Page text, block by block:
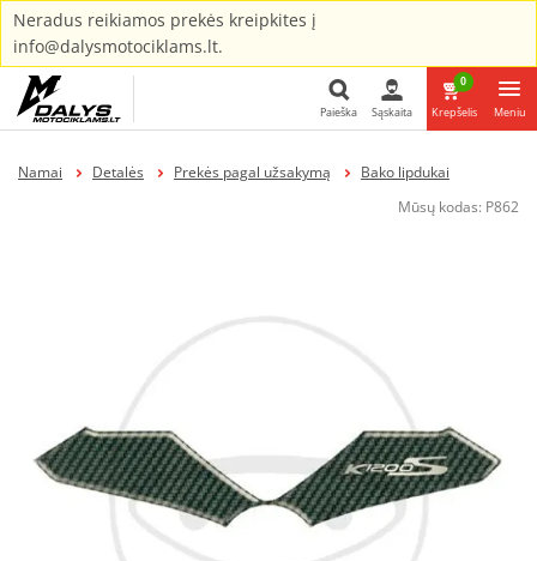
Neradus reikiamos prekės kreipkites į
info@dalysmotociklams.lt.
Paieška
Paieška Sąskaita
0
Krepšelis Meniu
Namai Detalės Prekės pagal užsakymą
Bako lipdukai
Mūsų kodas: P862